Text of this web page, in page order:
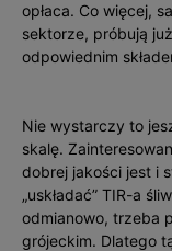
opłaca. Co więcej,
sektorze, próbują
odpowiednim
Nie wystarczy to
skalę.
dobrej jakości jest i
„uskładać” TIR-a
odmianowo, trzeba
grójeckim. Dlatego